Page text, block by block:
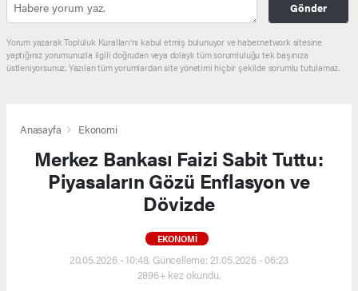
Gönder
Yorum yazarak Topluluk Kuralları’nı kabul etmiş bulunuyor ve haber.network sitesine
yaptığınız yorumunuzla ilgili doğrudan veya dolaylı tüm sorumluluğu tek başınıza
üstleniyorsunuz. Yazılan tüm yorumlardan site yönetimi hiçbir şekilde sorumlu tutulamaz.
Anasayfa Ekonomi
Merkez Bankası Faizi Sabit Tuttu:
Piyasaların Gözü Enflasyon ve
Dövizde
EKONOMI
20.05.2026 - 10:48, Güncelleme: 21.05.2026 - 06:23
2896+ kez okundu.